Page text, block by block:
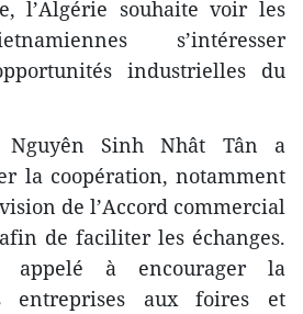
l’Algérie souhaite voir les
s’intéresser
industrielles du
Nguyên Sinh Nhât Tân a
la coopération, notamment
de l’Accord commercial
de faciliter les échanges.
à encourager la
entreprises aux foires et